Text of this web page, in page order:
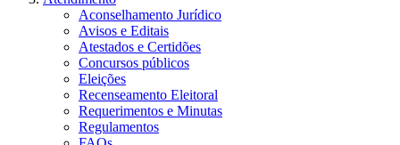
Aconselhamento Jurídico
Avisos e Editais
Atestados e Certidões
Concursos públicos
Eleições
Recenseamento Eleitoral
Requerimentos e Minutas
Regulamentos